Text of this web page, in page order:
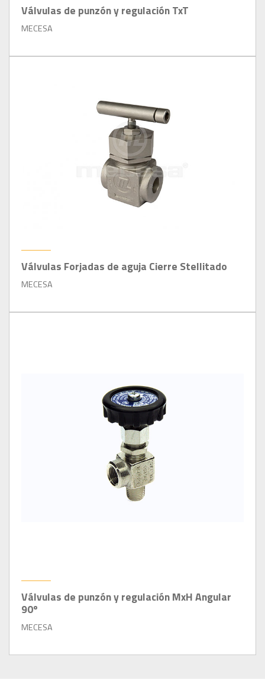
Válvulas de punzón y regulación TxT
MECESA
Válvulas Forjadas de aguja Cierre Stellitado
MECESA
Válvulas de punzón y regulación MxH Angular
90º
MECESA